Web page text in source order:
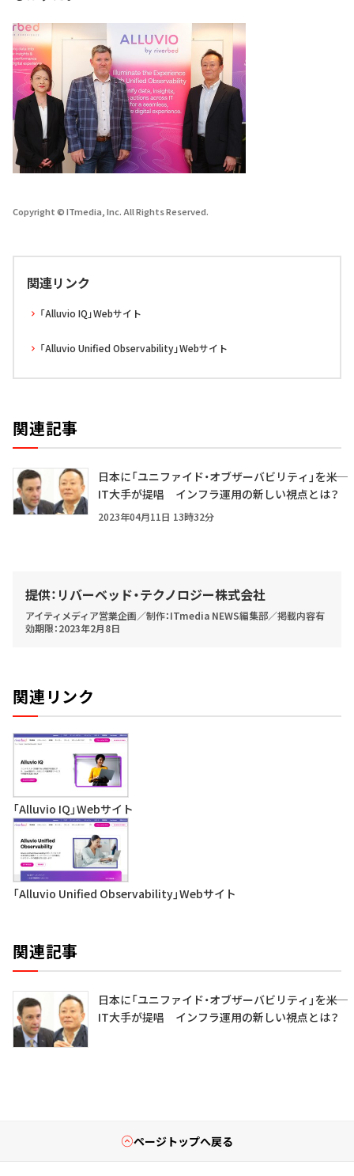
Copyright © ITmedia, Inc. All Rights Reserved.
関連リンク
「Alluvio IQ」Webサイト
「Alluvio Unified Observability」Webサイト
関連記事
日本に「ユニファイド・オブザーバビリティ」を――米
IT大手が提唱 インフラ運用の新しい視点とは？
2023年04月11日 13時32分
提供：リバーベッド・テクノロジー株式会社
アイティメディア営業企画／制作：ITmedia NEWS編集部／掲載内容有
効期限：2023年2月8日
関連リンク
「Alluvio IQ」Webサイト
「Alluvio Unified Observability」Webサイト
関連記事
日本に「ユニファイド・オブザーバビリティ」を――米
IT大手が提唱 インフラ運用の新しい視点とは？
ページトップへ戻る